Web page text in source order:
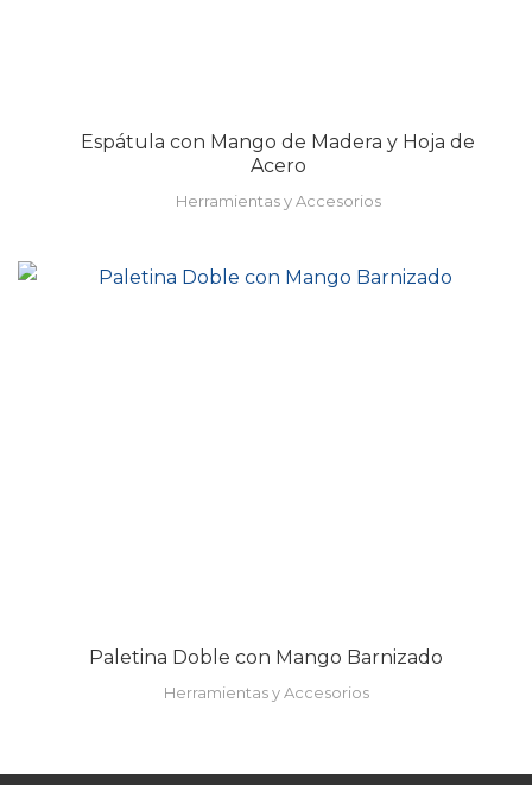
Espátula con Mango de Madera y Hoja de
Acero
Herramientas y Accesorios
Paletina Doble con Mango Barnizado
Herramientas y Accesorios